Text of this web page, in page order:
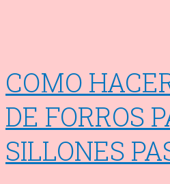
COMO
DE FORROS
SILLONES